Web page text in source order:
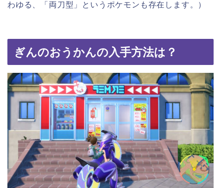
わゆる、「両刀型」というポケモンも存在します。）
ぎんのおうかんの入手方法は？